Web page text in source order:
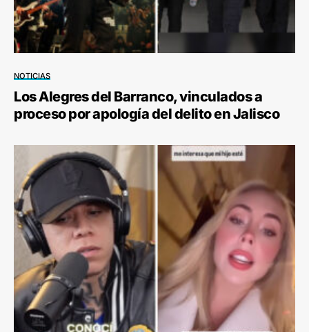
NOTICIAS
Los Alegres del Barranco, vinculados a
proceso por apología del delito en Jalisco